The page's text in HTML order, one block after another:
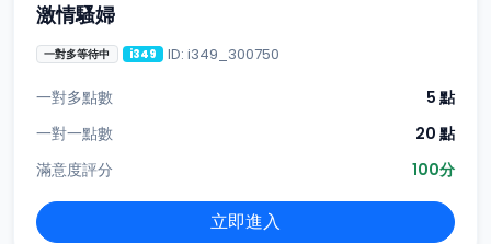
激情騷婦
一對多等待中 i349 ID: i349_300750
一對多點數
5 點
一對一點數
20 點
滿意度評分
100分
立即進入